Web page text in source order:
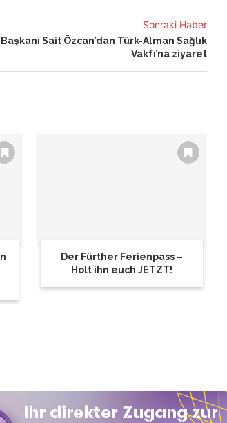
Sonraki Haber
Başkanı Sait Özcan’dan Türk-Alman Sağlık
Vakfı’na ziyaret
Der Fürther Ferienpass –
Holt ihn euch JETZT!